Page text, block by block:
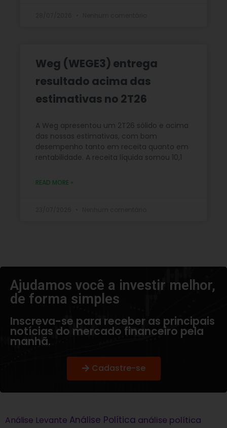
Weg (WEGE3) entrega
resultado acima das
estimativas no 2T26
A Weg apresentou um 2T26 sólido e acima
das nossas estimativas, com bom
desempenho tanto em receita quanto em
rentabilidade. A receita líquida somou 10,1
READ MORE »
Ajudamos você a investir melhor,
de forma simples​
Inscreva-se para receber as principais
notícias do mercado financeiro pela
manhã.
Cadastre-se
Análise Levante Análise Política análise política